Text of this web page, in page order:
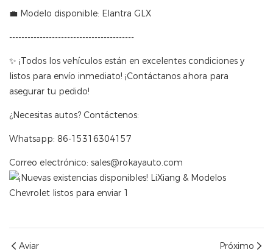
💼 Modelo disponible: Elantra GLX
-----------------------------------------
✨ ¡Todos los vehículos están en excelentes condiciones y
listos para envío inmediato! ¡Contáctanos ahora para
asegurar tu pedido!
¿Necesitas autos? Contáctenos:
Whatsapp: 86-15316304157
Correo electrónico: sales@rokayauto.com
Aviar Próximo